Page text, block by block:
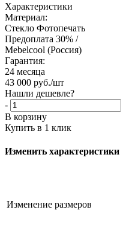
Характеристики
Материал:
Стекло Фотопечать
Предоплата 30% /
Mebelcool (Россия)
Гарантия:
24 месяца
43 000 руб./шт
Нашли дешевле?
-
В корзину
Купить в 1 клик
Изменить характеристики
Изменение размеров